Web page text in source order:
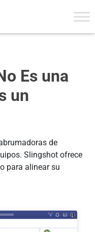
Es una
un
de
Slingshot ofrece
para alinear su